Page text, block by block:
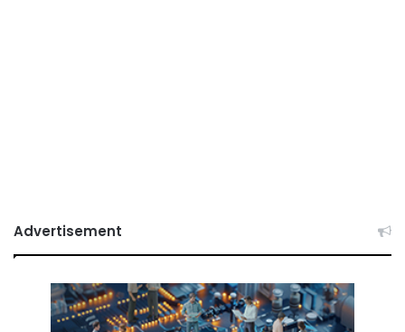
Advertisement